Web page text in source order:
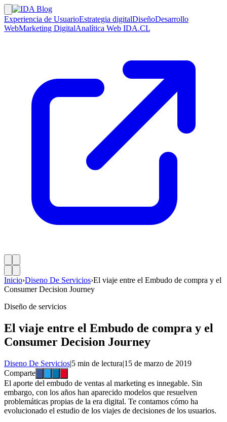
Experiencia de UsuarioEstrategia digitalDiseñoDesarrollo
WebMarketing DigitalAnalítica Web IDA.CL
Inicio›Diseno De Servicios›El viaje entre el Embudo de compra y el
Consumer Decision Journey
Diseño de servicios
El viaje entre el Embudo de compra y el
Consumer Decision Journey
Diseno De Servicios|5 min de lectura|15 de marzo de 2019
Comparte
El aporte del embudo de ventas al marketing es innegable. Sin
embargo, con los años han aparecido modelos que resuelven
problemáticas propias de la era digital. Te contamos cómo ha
evolucionado el estudio de los viajes de decisiones de los usuarios.